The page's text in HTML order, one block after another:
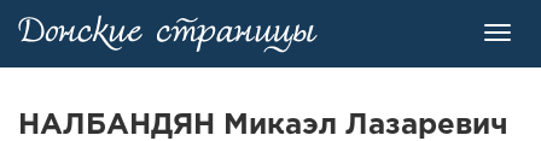
НАЛБАНДЯН Микаэл Лазаpевич